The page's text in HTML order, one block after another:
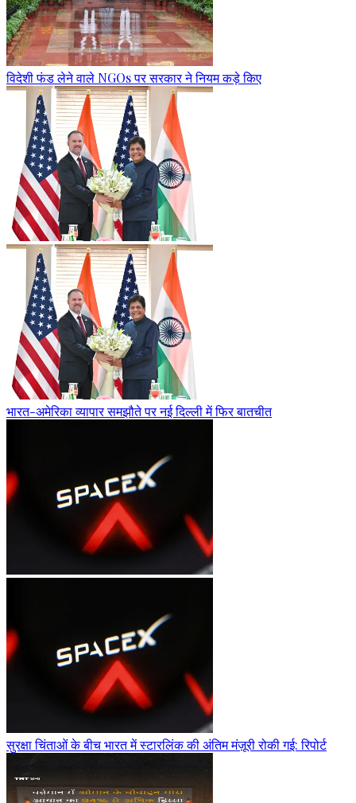
विदेशी फंड लेने वाले NGOs पर सरकार ने नियम कड़े किए
भारत-अमेरिका व्यापार समझौते पर नई दिल्ली में फिर बातचीत
सुरक्षा चिंताओं के बीच भारत में स्टारलिंक की अंतिम मंज़ूरी रोकी गई: रिपोर्ट